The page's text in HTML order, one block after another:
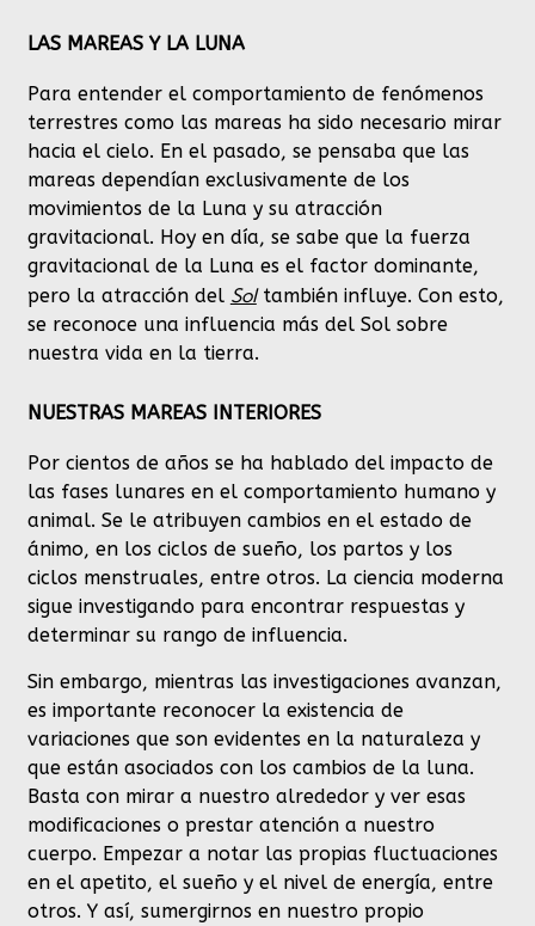
LAS MAREAS Y LA LUNA
Para entender el comportamiento de fenómenos
terrestres como las mareas ha sido necesario mirar
hacia el cielo. En el pasado, se pensaba que las
mareas dependían exclusivamente de los
movimientos de la Luna y su atracción
gravitacional. Hoy en día, se sabe que la fuerza
gravitacional de la Luna es el factor dominante,
pero la atracción del Soltambién influye. Con esto,
se reconoce una influencia más del Sol sobre
nuestra vida en la tierra.
NUESTRAS MAREAS INTERIORES
Por cientos de años se ha hablado del impacto de
las fases lunares en el comportamiento humano y
animal. Se le atribuyen cambios en el estado de
ánimo, en los ciclos de sueño, los partos y los
ciclos menstruales, entre otros. La ciencia moderna
sigue investigando para encontrar respuestas y
determinar su rango de influencia.
Sin embargo, mientras las investigaciones avanzan,
es importante reconocer la existencia de
variaciones que son evidentes en la naturaleza y
que están asociados con los cambios de la luna.
Basta con mirar a nuestro alrededor y ver esas
modificaciones o prestar atención a nuestro
cuerpo. Empezar a notar las propias fluctuaciones
en el apetito, el sueño y el nivel de energía, entre
otros. Y así, sumergirnos en nuestro propio